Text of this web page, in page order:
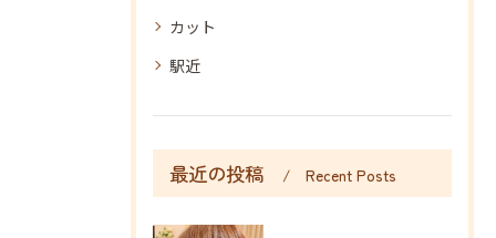
カット
駅近
最近の投稿 Recent Posts